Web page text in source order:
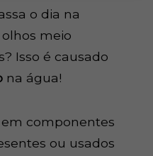
o dia na
meio
Isso é causado
na água!
componentes
ou usados